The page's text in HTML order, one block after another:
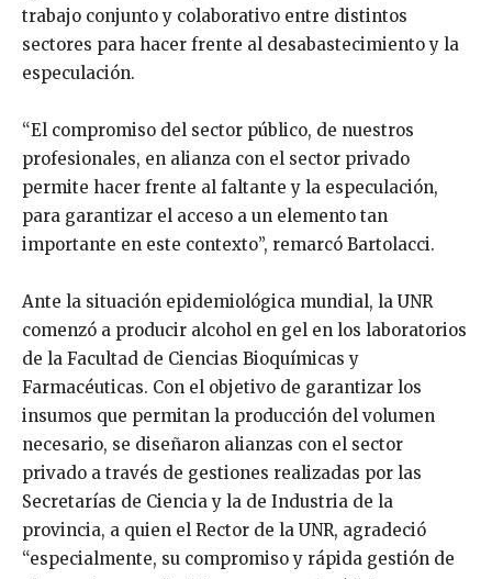
trabajo conjunto y colaborativo entre distintos
sectores para hacer frente al desabastecimiento y la
especulación.
“El compromiso del sector público, de nuestros
profesionales, en alianza con el sector privado
permite hacer frente al faltante y la especulación,
para garantizar el acceso a un elemento tan
importante en este contexto”, remarcó Bartolacci.
Ante la situación epidemiológica mundial, la UNR
comenzó a producir alcohol en gel en los laboratorios
de la Facultad de Ciencias Bioquímicas y
Farmacéuticas. Con el objetivo de garantizar los
insumos que permitan la producción del volumen
necesario, se diseñaron alianzas con el sector
privado a través de gestiones realizadas por las
Secretarías de Ciencia y la de Industria de la
provincia, a quien el Rector de la UNR, agradeció
“especialmente, su compromiso y rápida gestión de